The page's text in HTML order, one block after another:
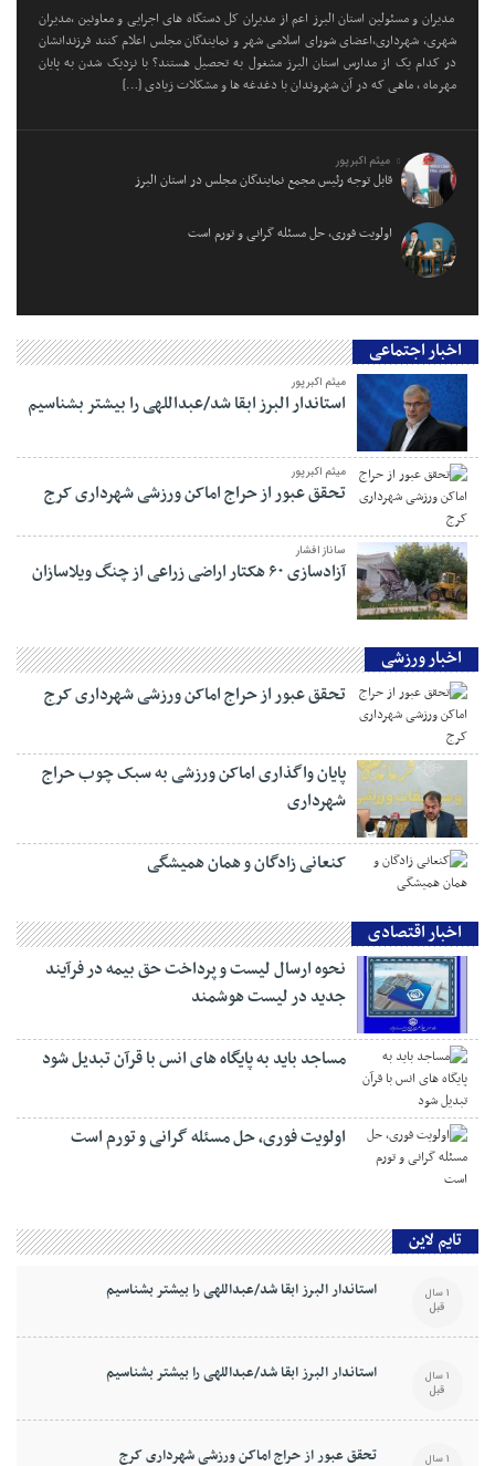
مدیران و مسئولین استان البرز اعم از مدیران کل دستگاه های اجرایی و معاونین ،مدیران
شهری، شهرداری،اعضای شورای اسلامی شهر و نمایندگان مجلس اعلام کنند فرزندانشان
در کدام یک از مدارس استان البرز مشغول به تحصیل هستند؟ با نزدیک شدن به پایان
مهرماه ، ماهی که در آن شهروندان با دغدغه ها و مشکلات زیادی […]
میثم اکبرپور
قابل توجه رئیس مجمع نمایندگان مجلس در استان البرز
اولویت فوری، حل مسئله گرانی و تورم است
اخبار اجتماعی
میثم اکبرپور
استاندار البرز ابقا شد/عبداللهی را بیشتر بشناسیم
میثم اکبرپور
تحقق عبور از حراج اماکن ورزشی شهرداری کرج
ساناز افشار
آزادسازی ۶۰ هکتار اراضی زراعی از چنگ ویلاسازان
اخبار ورزشی
تحقق عبور از حراج اماکن ورزشی شهرداری کرج
پایان واگذاری اماکن ورزشی به سبک چوب حراج
شهرداری
کنعانی زادگان و همان همیشگی
اخبار اقتصادی
نحوه ارسال لیست و پرداخت حق بیمه در فرآیند
جدید در لیست هوشمند
مساجد باید به پایگاه های انس با قرآن تبدیل شود
اولویت فوری، حل مسئله گرانی و تورم است
تایم لاین
استاندار البرز ابقا شد/عبداللهی را بیشتر بشناسیم 1 سال
قبل
استاندار البرز ابقا شد/عبداللهی را بیشتر بشناسیم 1 سال
قبل
تحقق عبور از حراج اماکن ورزشی شهرداری کرج 1 سال